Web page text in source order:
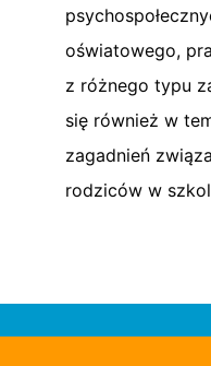
oświatowego,
z różnego typu
się również w
zagadnień
rodziców w